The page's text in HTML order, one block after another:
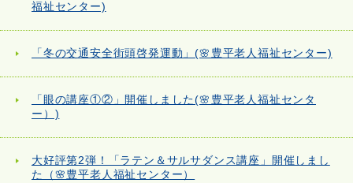
福祉センター)
「冬の交通安全街頭啓発運動」(🌸豊平老人福祉センター)
「眼の講座①②」開催しました(🌸豊平老人福祉センタ
ー）)
大好評第2弾！「ラテン＆サルサダンス講座」開催しまし
た（🌸豊平老人福祉センター）